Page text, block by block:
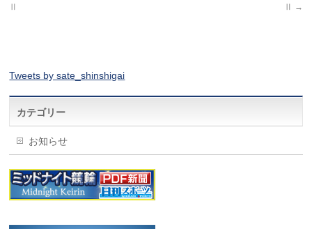
Ⅱ
Ⅱ
→
Tweets by sate_shinshigai
カテゴリー
お知らせ